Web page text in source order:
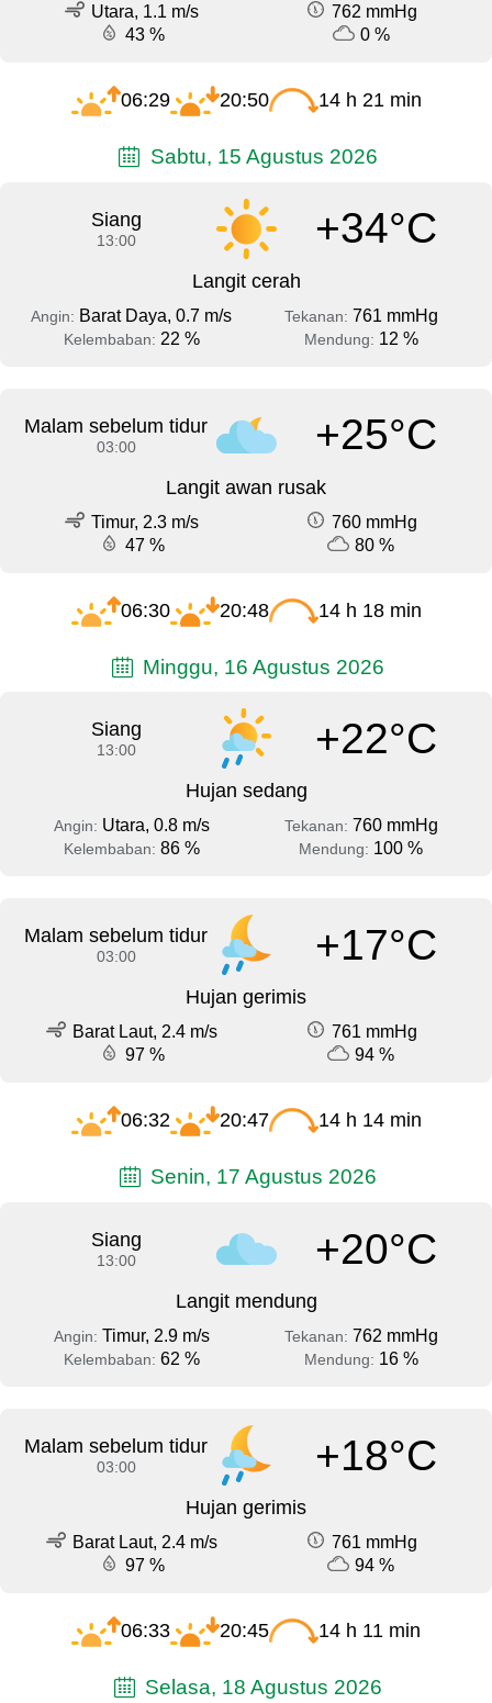
Utara, 1.1 m/s
762 mmHg
43 %
0 %
06:29 20:50 14 h 21 min
Sabtu, 15 Agustus 2026
Siang
13:00 +34°C
Langit cerah
Angin: Barat Daya, 0.7 m/s Tekanan: 761 mmHg
Kelembaban: 22 % Mendung: 12 %
Malam sebelum tidur
03:00 +25°C
Langit awan rusak
Timur, 2.3 m/s
760 mmHg
47 %
80 %
06:30 20:48 14 h 18 min
Minggu, 16 Agustus 2026
Siang
13:00 +22°C
Hujan sedang
Angin: Utara, 0.8 m/s Tekanan: 760 mmHg
Kelembaban: 86 % Mendung: 100 %
Malam sebelum tidur
03:00 +17°C
Hujan gerimis
Barat Laut, 2.4 m/s
761 mmHg
97 %
94 %
06:32 20:47 14 h 14 min
Senin, 17 Agustus 2026
Siang
13:00 +20°C
Langit mendung
Angin: Timur, 2.9 m/s Tekanan: 762 mmHg
Kelembaban: 62 % Mendung: 16 %
Malam sebelum tidur
03:00 +18°C
Hujan gerimis
Barat Laut, 2.4 m/s
761 mmHg
97 %
94 %
06:33 20:45 14 h 11 min
Selasa, 18 Agustus 2026